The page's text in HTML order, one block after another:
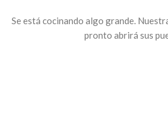
Se está cocinando algo grande.
pronto abrirá sus